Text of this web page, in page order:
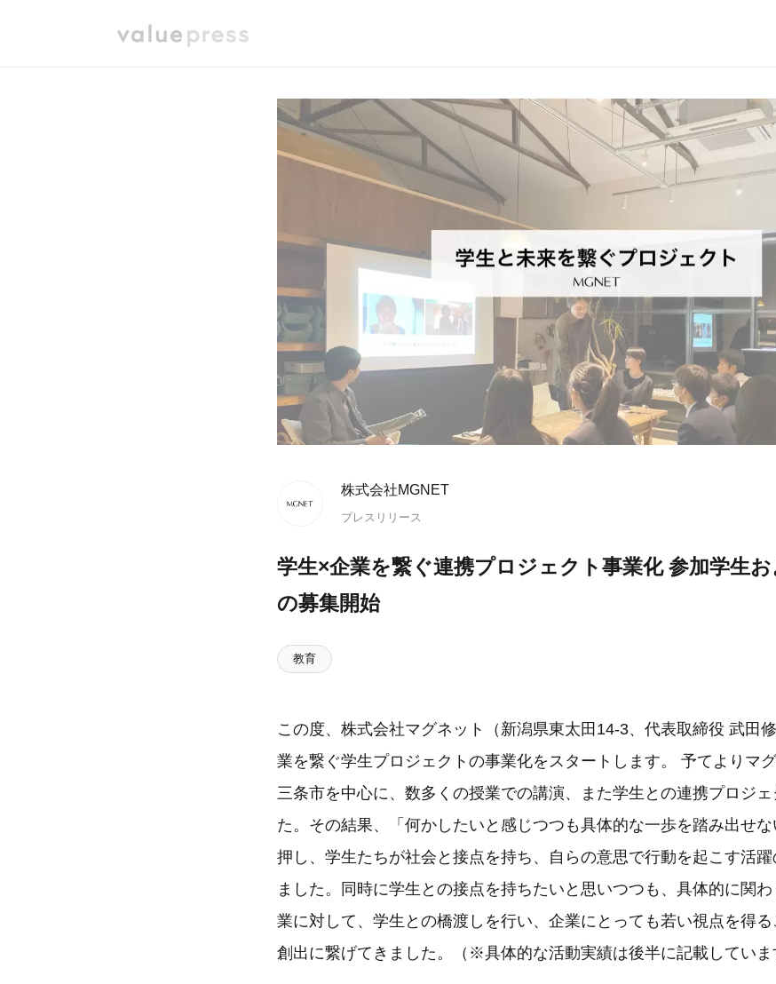
株式会社MGNET
プレスリリース
学生×企業を繋ぐ連携プロジェクト事業化 参加学生
の募集開始
教育
この度、株式会社マグネット（新潟県東太田14-3、代表取締役 武田
業を繋ぐ学生プロジェクトの事業化をスタートします。 予てよりマ
三条市を中心に、数多くの授業での講演、また学生との連携プロジ
た。その結果、「何かしたいと感じつつも具体的な一歩を踏み出せ
押し、学生たちが社会と接点を持ち、自らの意思で行動を起こす活躍
ました。同時に学生との接点を持ちたいと思いつつも、具体的に関
業に対して、学生との橋渡しを行い、企業にとっても若い視点を得
創出に繋げてきました。（※具体的な活動実績は後半に記載していま